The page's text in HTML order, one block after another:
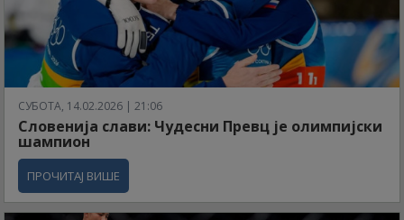
СУБОТА, 14.02.2026 | 21:06
Словенија слави: Чудесни Превц је олимпијски
шампион
ПРОЧИТАЈ ВИШЕ